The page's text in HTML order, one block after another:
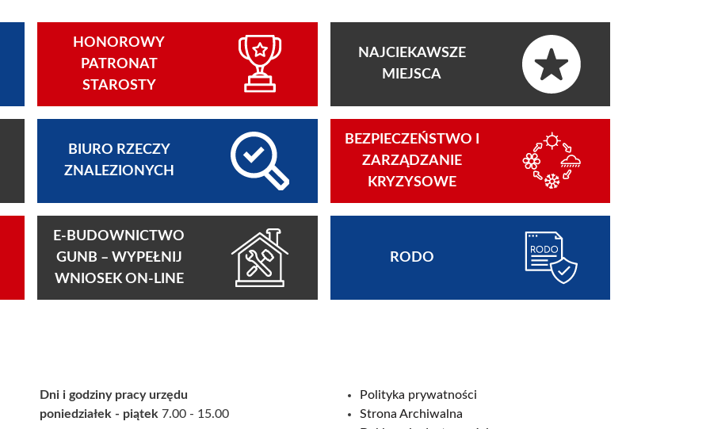
HONOROWY
PATRONAT
STAROSTY
NAJCIEKAWSZE
MIEJSCA
BIURO RZECZY
ZNALEZIONYCH
BEZPIECZEŃSTWO I
ZARZĄDZANIE
KRYZYSOWE
E-BUDOWNICTWO
GUNB – WYPEŁNIJ
WNIOSEK ON-LINE
RODO
Dni i godziny pracy urzędu
poniedziałek - piątek 7.00 - 15.00
Polityka prywatności
Strona Archiwalna